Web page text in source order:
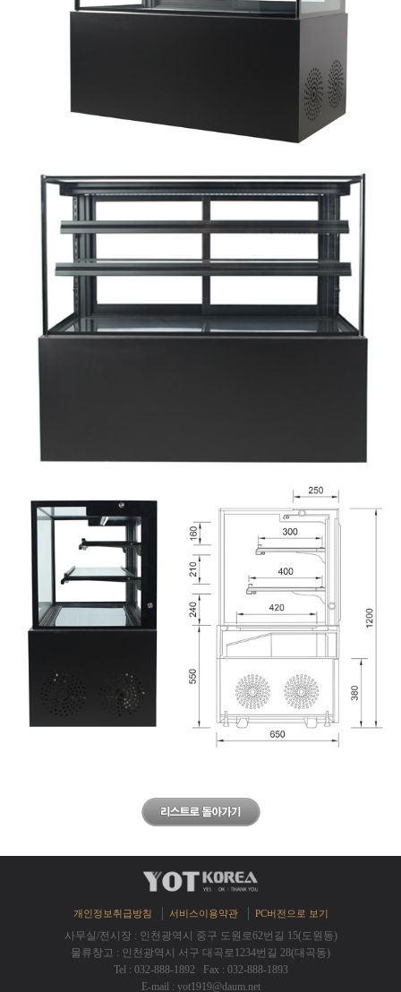
개인정보취급방침 서비스이용약관 PC버전으로보기
사무실/전시장:인천광역시중구도원로62번길15(도원동)
물류창고:인천광역시서구대곡로1234번길28(대곡동)
Tel:032-888-1892Fax:032-888-1893
E-mail:yot1919@daum.net